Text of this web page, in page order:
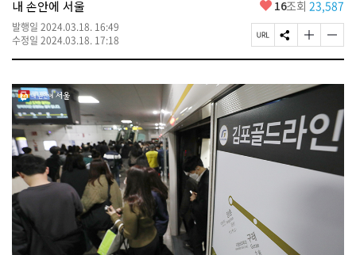
대
표
소
통
포
내 손안에 서울
발행일 2024.03.18. 16:49
수정일 2024.03.18. 17:18
좋
요
16조회 23,587
페
이
U
L
복
사
S
N
공
유
기
글
자
기
크
변
경
하
글
자
기
게
변
경
하